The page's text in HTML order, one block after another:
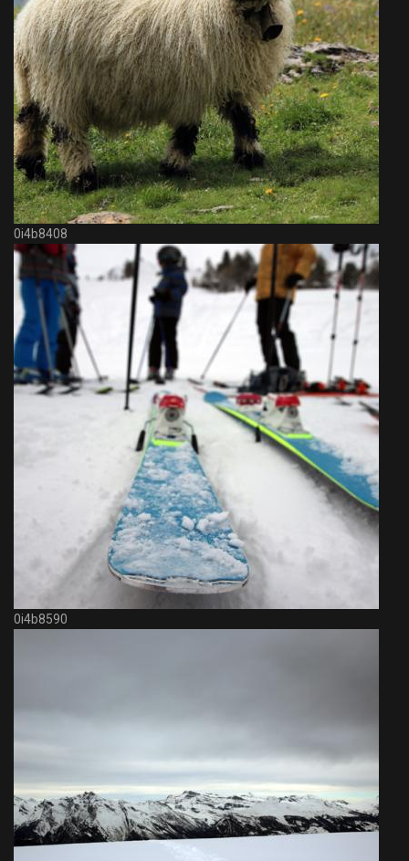
0i4b8408
0i4b8590